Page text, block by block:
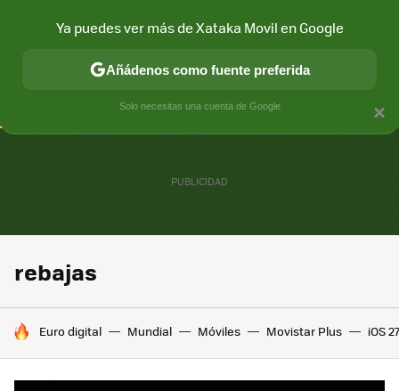
CONECTIVIDAD MÓVIL Y SOCIEDAD APLICACIONES
rebajas
HOY SE HABLA DE
Euro digital Mundial Móviles Movistar Plus iOS 27
×
Ya puedes ver más de Xataka Movil en Google
Añádenos como fuente preferida
Solo necesitas una cuenta de Google